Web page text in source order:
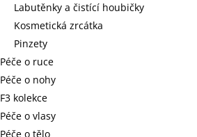
Labutěnky a čistící houbičky
Kosmetická zrcátka
Pinzety
Péče o ruce
Péče o nohy
F3 kolekce
Péče o vlasy
Péče o tělo